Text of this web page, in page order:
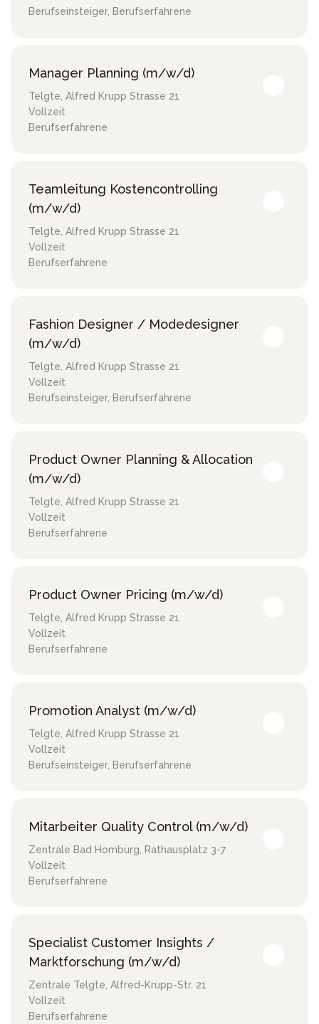
Berufseinsteiger, Berufserfahrene
Manager Planning (m/w/d)
Telgte, Alfred Krupp Strasse 21
Vollzeit
Berufserfahrene
Teamleitung Kostencontrolling
(m/w/d)
Telgte, Alfred Krupp Strasse 21
Vollzeit
Berufserfahrene
Fashion Designer / Modedesigner
(m/w/d)
Telgte, Alfred Krupp Strasse 21
Vollzeit
Berufseinsteiger, Berufserfahrene
Product Owner Planning & Allocation
(m/w/d)
Telgte, Alfred Krupp Strasse 21
Vollzeit
Berufserfahrene
Product Owner Pricing (m/w/d)
Telgte, Alfred Krupp Strasse 21
Vollzeit
Berufserfahrene
Promotion Analyst (m/w/d)
Telgte, Alfred Krupp Strasse 21
Vollzeit
Berufseinsteiger, Berufserfahrene
Mitarbeiter Quality Control (m/w/d)
Zentrale Bad Homburg, Rathausplatz 3-7
Vollzeit
Berufserfahrene
Specialist Customer Insights /
Marktforschung (m/w/d)
Zentrale Telgte, Alfred-Krupp-Str. 21
Vollzeit
Berufserfahrene